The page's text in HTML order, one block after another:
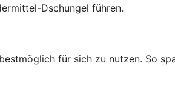
Dschungel führen.
für sich zu nutzen. So